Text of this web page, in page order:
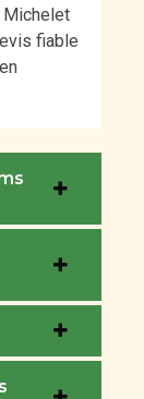
Michelet
fiable